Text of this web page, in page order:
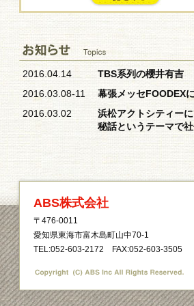
2016.04.14
TBS系列の櫻井有吉
2016.03.08-11
幕張メッセFOODEX
2016.03.02
浜松アクトシティー
秘話というテーマで
ABS株式会社
〒476-0011
愛知県東海市富木島町山中70-1
TEL:052-603-2172 FAX:052-603-3505